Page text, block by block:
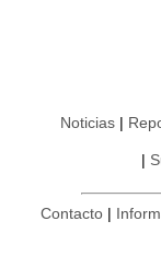
Noticias
Contacto